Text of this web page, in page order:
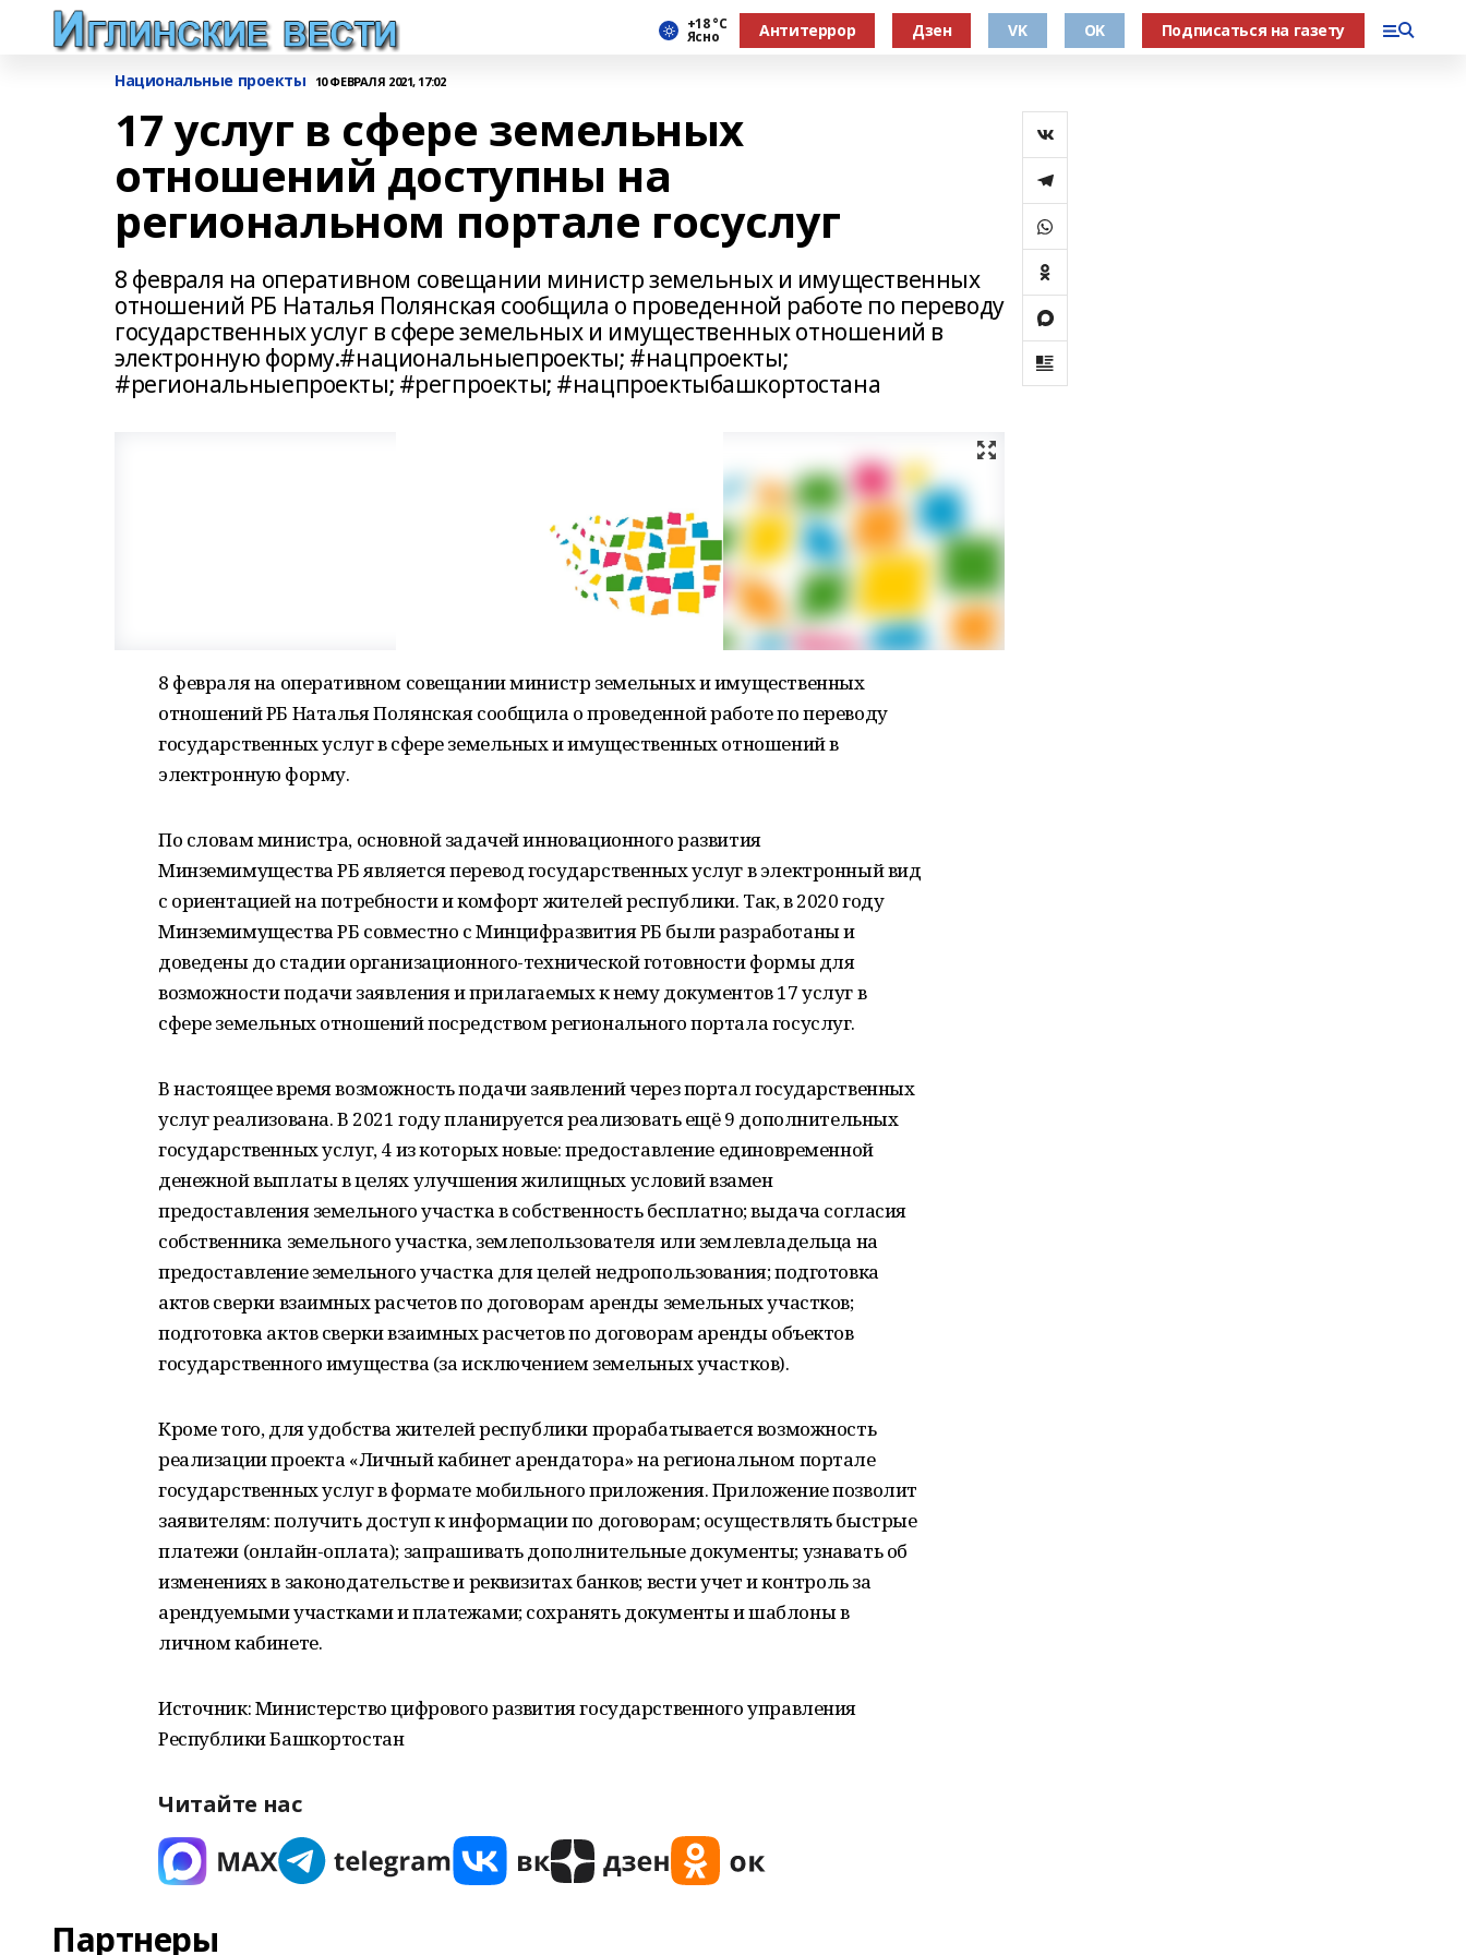
+18 °С
Ясно Антитеррор Дзен VK OK Подписаться на газету
Национальные проекты 10 ФЕВРАЛЯ 2021, 17:02
17 услуг в сфере земельных
отношений доступны на
региональном портале госуслуг
8 февраля на оперативном совещании министр земельных и имущественных
отношений РБ Наталья Полянская сообщила о проведенной работе по переводу
государственных услуг в сфере земельных и имущественных отношений в
электронную форму.#национальныепроекты; #нацпроекты;
#региональныепроекты; #регпроекты; #нацпроектыбашкортостана
8 февраля на оперативном совещании министр земельных и имущественных
отношений РБ Наталья Полянская сообщила о проведенной работе по переводу
государственных услуг в сфере земельных и имущественных отношений в
электронную форму.
По словам министра, основной задачей инновационного развития
Минземимущества РБ является перевод государственных услуг в электронный вид
с ориентацией на потребности и комфорт жителей республики. Так, в 2020 году
Минземимущества РБ совместно с Минцифразвития РБ были разработаны и
доведены до стадии организационного-технической готовности формы для
возможности подачи заявления и прилагаемых к нему документов 17 услуг в
сфере земельных отношений посредством регионального портала госуслуг.
В настоящее время возможность подачи заявлений через портал государственных
услуг реализована. В 2021 году планируется реализовать ещё 9 дополнительных
государственных услуг, 4 из которых новые: предоставление единовременной
денежной выплаты в целях улучшения жилищных условий взамен
предоставления земельного участка в собственность бесплатно; выдача согласия
собственника земельного участка, землепользователя или землевладельца на
предоставление земельного участка для целей недропользования; подготовка
актов сверки взаимных расчетов по договорам аренды земельных участков;
подготовка актов сверки взаимных расчетов по договорам аренды объектов
государственного имущества (за исключением земельных участков).
Кроме того, для удобства жителей республики прорабатывается возможность
реализации проекта «Личный кабинет арендатора» на региональном портале
государственных услуг в формате мобильного приложения. Приложение позволит
заявителям: получить доступ к информации по договорам; осуществлять быстрые
платежи (онлайн-оплата); запрашивать дополнительные документы; узнавать об
изменениях в законодательстве и реквизитах банков; вести учет и контроль за
арендуемыми участками и платежами; сохранять документы и шаблоны в
личном кабинете.
Источник: Министерство цифрового развития государственного управления
Республики Башкортостан
Читайте нас
Партнеры